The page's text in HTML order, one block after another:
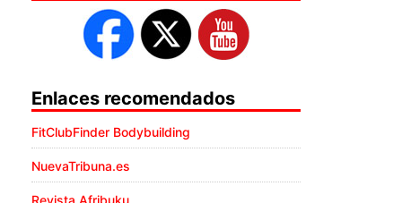
Enlaces recomendados
FitClubFinder Bodybuilding
NuevaTribuna.es